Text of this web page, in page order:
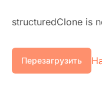
structuredClone is
Перезагрузить